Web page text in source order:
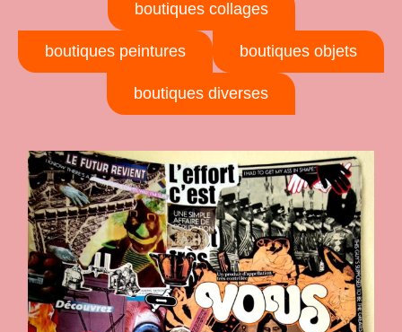
boutiques collages
boutiques peintures boutiques objets
boutiques diverses